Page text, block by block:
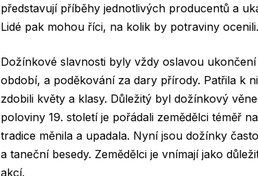
představují příběhy jednotlivých producentů a
Lidé pak mohou říci, na kolik by potraviny ocenili.
Dožínkové slavnosti byly vždy oslavou
období, a poděkování za dary přírody. Patřila k
zdobili květy a klasy. Důležitý byl dožínkový
poloviny 19. století je pořádali zemědělci téměř
tradice měnila a upadala. Nyní jsou dožínky
a taneční besedy. Zemědělci je vnímají jako
akcí.